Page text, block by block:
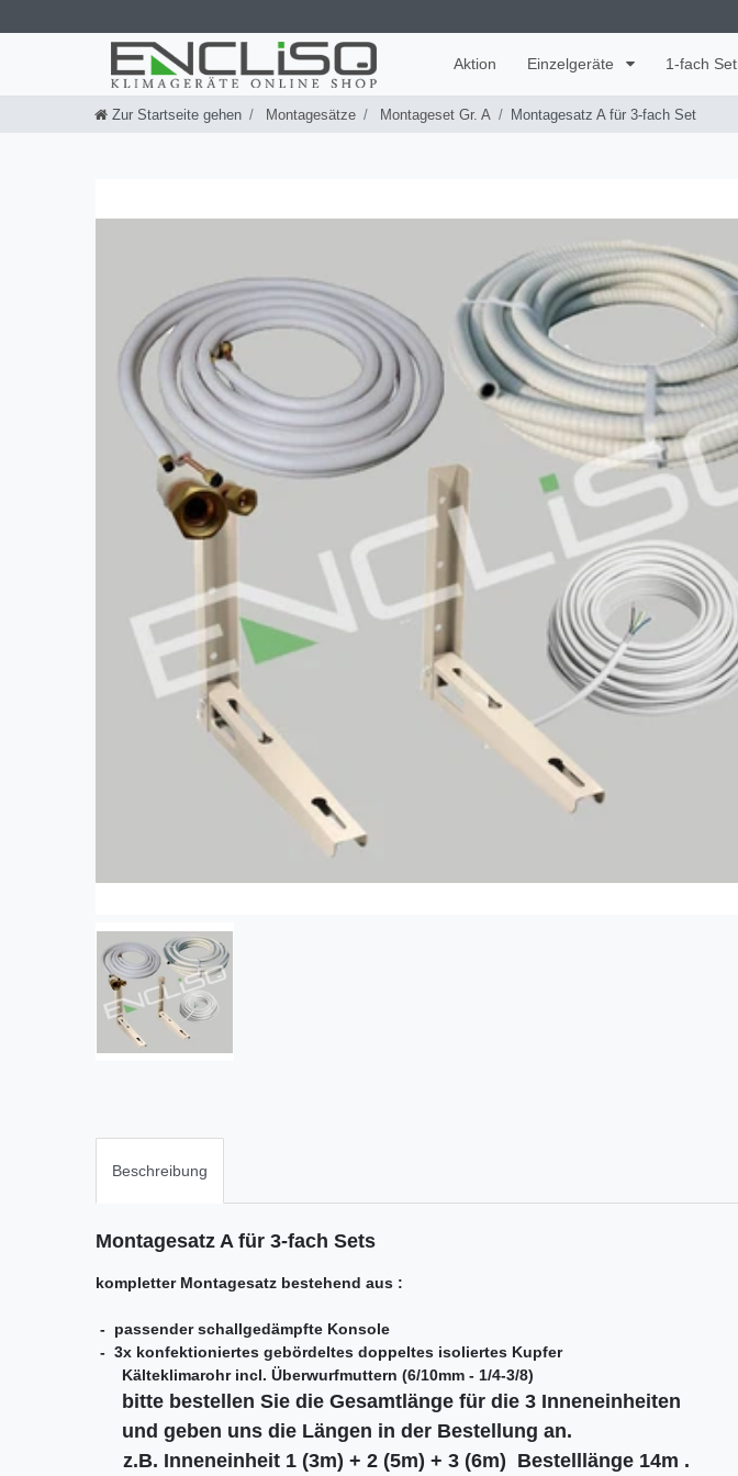
Aktion Einzelgeräte 1-fach Set
Zur Startseite gehen Montagesätze Montageset Gr. A Montagesatz A für 3-fach Set
Beschreibung
Montagesatz A für 3-fach Sets
kompletter Montagesatz bestehend aus :
- passender schallgedämpfte Konsole
- 3x konfektioniertes gebördeltes doppeltes isoliertes Kupfer
Kälteklimarohr incl. Überwurfmuttern (6/10mm - 1/4-3/8)
bitte bestellen Sie die Gesamtlänge für die 3 Inneneinheiten
und geben uns die Längen in der Bestellung an.
z.B. Inneneinheit 1 (3m) + 2 (5m) + 3 (6m) Bestelllänge 14m .